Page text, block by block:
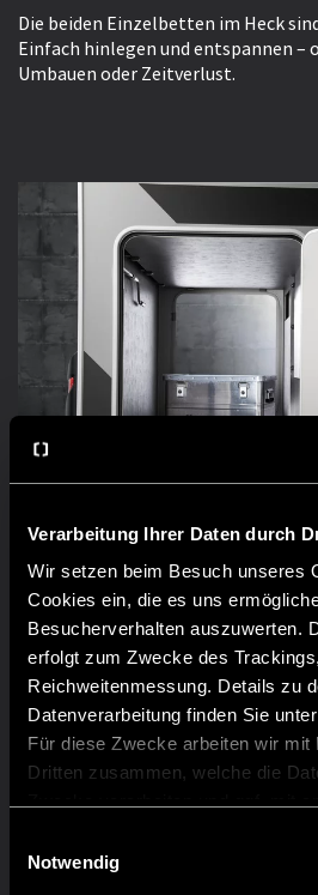
Verarbeitung Ihrer Daten durch
Wir setzen beim Besuch unseres
Cookies ein, die es uns
Besucherverhalten auszuwerten.
erfolgt zum Zwecke des
Reichweitenmessung. Details zu
Datenverarbeitung finden Sie
Für diese Zwecke arbeiten wir mit
Dritten zusammen, welche die
Durch Anklicken der Schaltfläche
Notwendig
Die beiden Einzelbetten im Heck
Einfach hinlegen und entspannen –
Umbauen oder Zeitverlust.
STAURAUM FÜR ACTION
In der großen Heckgarage bringst
dazugehört: Mountainbike,
Schnell zugänglich, clever verstaut.